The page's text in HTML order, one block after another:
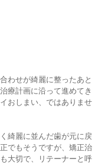
わせが綺麗に整ったあと
療計画に沿って進めてき
おしまい、ではありませ
綺麗に並んだ歯が元に戻
でもそうですが、矯正治
大切で、リテーナーと呼